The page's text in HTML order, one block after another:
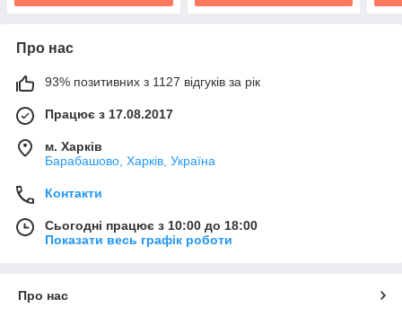
Про нас
93% позитивних з 1127 відгуків за рік
Працює з 17.08.2017
м. Харків
Барабашово, Харків, Україна
Контакти
Сьогодні працює з 10:00 до 18:00
Показати весь графік роботи
Про нас